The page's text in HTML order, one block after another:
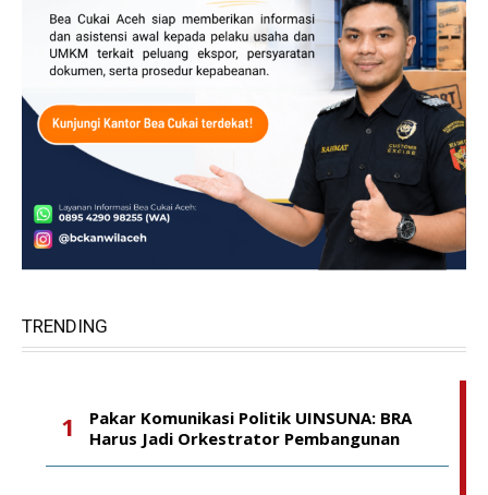
TRENDING
Pakar Komunikasi Politik UINSUNA: BRA
Harus Jadi Orkestrator Pembangunan